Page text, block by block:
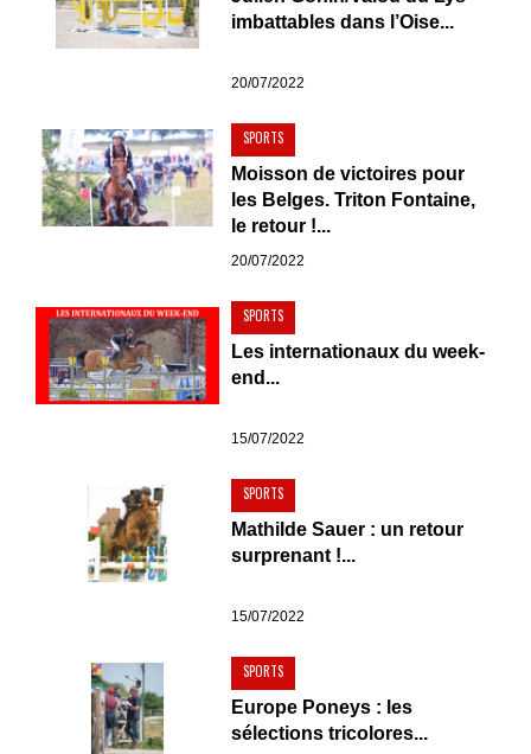
imbattables dans l’Oise...
20/07/2022
SPORTS
Moisson de victoires pour
les Belges. Triton Fontaine,
le retour !...
20/07/2022
SPORTS
Les internationaux du week-
end...
15/07/2022
SPORTS
Mathilde Sauer : un retour
surprenant !...
15/07/2022
SPORTS
Europe Poneys : les
sélections tricolores...